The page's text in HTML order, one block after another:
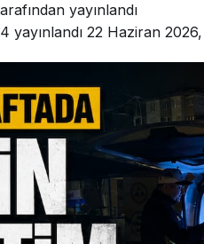
yayınlandı
yayınlandı 22 Haziran
Eğitim
Gerede’de İki Okulun
Öğrencileri Başka
Okulda Eğitim Görecek